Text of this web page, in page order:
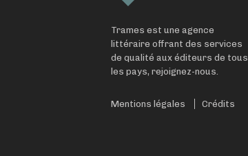
Trames est une agence
littéraire offrant des services
de qualité aux éditeurs de tous
les pays, rejoignez-nous.
Mentions légales Crédits